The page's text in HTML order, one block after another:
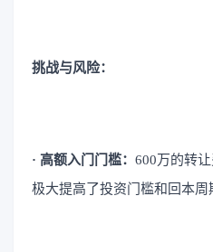
挑战与风险：
· 高额入门门槛： 600万的转
极大提高了投资门槛和回本周